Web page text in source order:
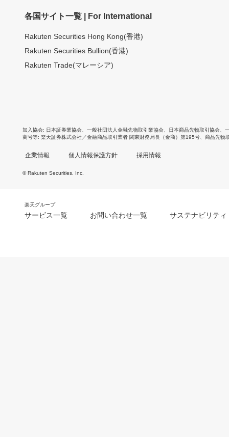
各国サイト一覧 | For International
Rakuten Securities Hong Kong(香港)
Rakuten Securities Bullion(香港)
Rakuten Trade(マレーシア)
加入協会 日本証券業協会 一般社団法人金融先物取引業協会 日本商品先物取引協会
商号等 楽天証券株式会社／金融商品取引業者 関東財務局長（金商）第195号、商品先物
企業情報 個人情報保護方針 採用情報
© Rakuten Securities, Inc.
楽天グループ
サービス一覧 お問い合わせ一覧 サステナビリティ